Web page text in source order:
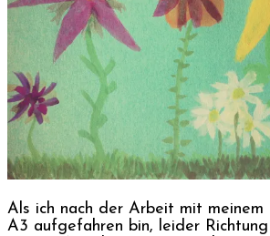
Als ich nach der Arbeit mit
A3 aufgefahren bin, leider